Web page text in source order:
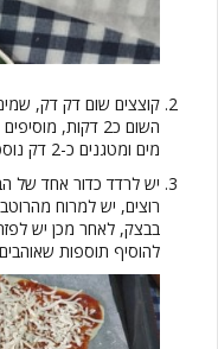
השום כ2 דקות,
מים ומטגנים כ-2 דק נוספות (אסור שהרוטב יהיה נוזלי!)
יש לרדד כדור אחד של
רוצים, יש למרוח
בבצק, לאחר מכן יש
להוסיף תוספות